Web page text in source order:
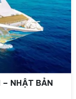
– NHẬT BẢN